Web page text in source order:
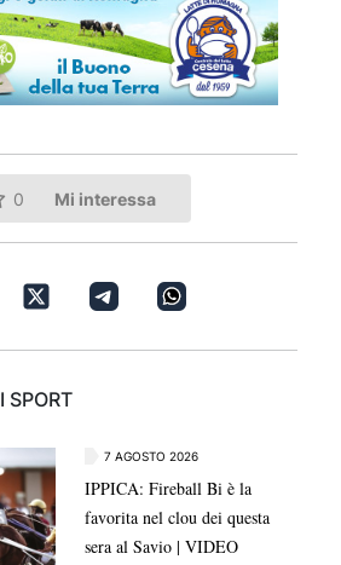
0 Mi interessa
SPORT
7 AGOSTO 2026
IPPICA: Fireball Bi è la
favorita nel clou dei questa
sera al Savio | VIDEO